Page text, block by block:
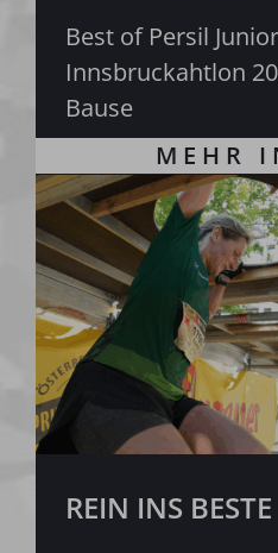
Best of Persil Junior
Innsbruckahtlon
Bause
REIN INS BESTE